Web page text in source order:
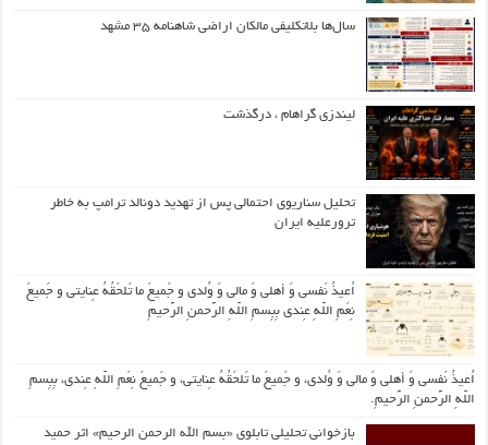
سال‌ها بلاتکلیفی مالکان اراضی شاهنامه ۳۵ مشهد
لیندزی گراهام ، درگذشت
تحلیل سناریوی احتمالی پس از تهدید دونالد ترامپ به خاطر
ترورعلیه ایران
اُعیذُ نَفسی وَ أهلی وَ مالی وَ وُلدی و جَمیعَ ما تَلحَقُهُ عِنایتی و جَمیعَ
نِعَمِ اللّهِ عِندی بِبِسمِ اللّهِ الرَّحمنِ الرَّحیمِ
اُعیذُ نَفسی وَ أهلی وَ مالی وَ وُلدی، و جَمیعَ ما تَلحَقُهُ عِنایتی، و جَمیعَ نِعَمِ اللّهِ عِندی، بِبِسمِ
اللّهِ الرَّحمنِ الرَّحیمِ.
بازخوانی تحلیلی تابلوی «بسم الله الرحمن الرحیم» اثر حمید